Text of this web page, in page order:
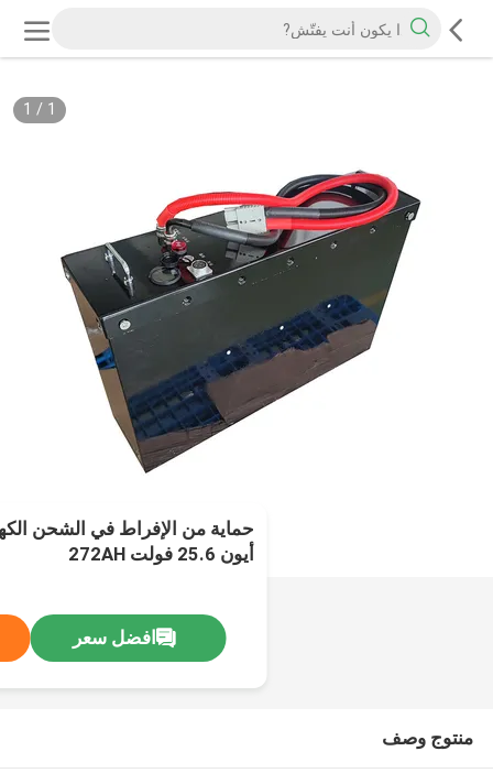
1
/
1
حماية من الإفراط في الشحن
أيون 25.6 فولت 272AH
افضل سعر
منتوج وصف